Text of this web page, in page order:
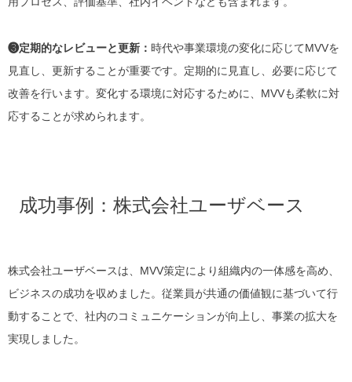
❸定期的なレビューと更新： 時代や事業環境の変化に応じてMVVを
見直し、更新することが重要です。定期的に見直し、必要に応じて
改善を行います。変化する環境に対応するために、MVVも柔軟に対
応することが求められます。
成功事例：株式会社ユーザベース
株式会社ユーザベースは、MVV策定により組織内の一体感を高め、
ビジネスの成功を収めました。従業員が共通の価値観に基づいて行
動することで、社内のコミュニケーションが向上し、事業の拡大を
実現しました。